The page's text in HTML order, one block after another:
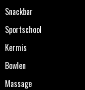
Snackbar
Sportschool
Kermis
Bowlen
Massage